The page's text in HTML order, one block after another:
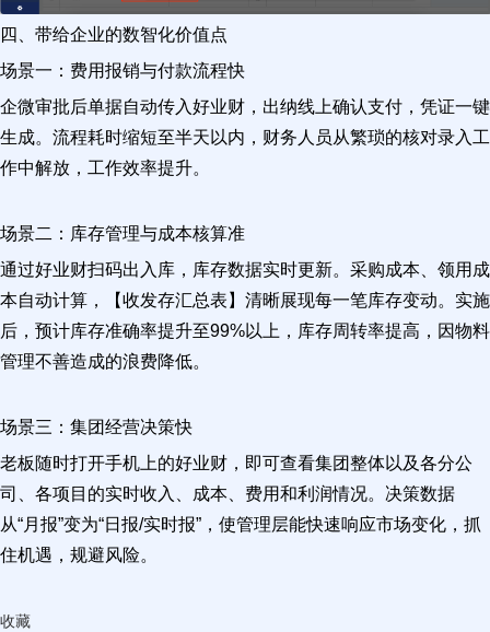
四、带给企业的数智化价值点
场景一：费用报销与付款流程快
企微审批后单据自动传入好业财，出纳线上确认支付，凭证一键
生成。流程耗时缩短至半天以内，财务人员从繁琐的核对录入工
作中解放，工作效率提升。
场景二：库存管理与成本核算准
通过好业财扫码出入库，库存数据实时更新。采购成本、领用成
本自动计算，【收发存汇总表】清晰展现每一笔库存变动。实施
后，预计库存准确率提升至99%以上，库存周转率提高，因物料
管理不善造成的浪费降低。
场景三：集团经营决策快
老板随时打开手机上的好业财，即可查看集团整体以及各分公
司、各项目的实时收入、成本、费用和利润情况。决策数据
从“月报”变为“日报/实时报”，使管理层能快速响应市场变化，抓
住机遇，规避风险。
收藏